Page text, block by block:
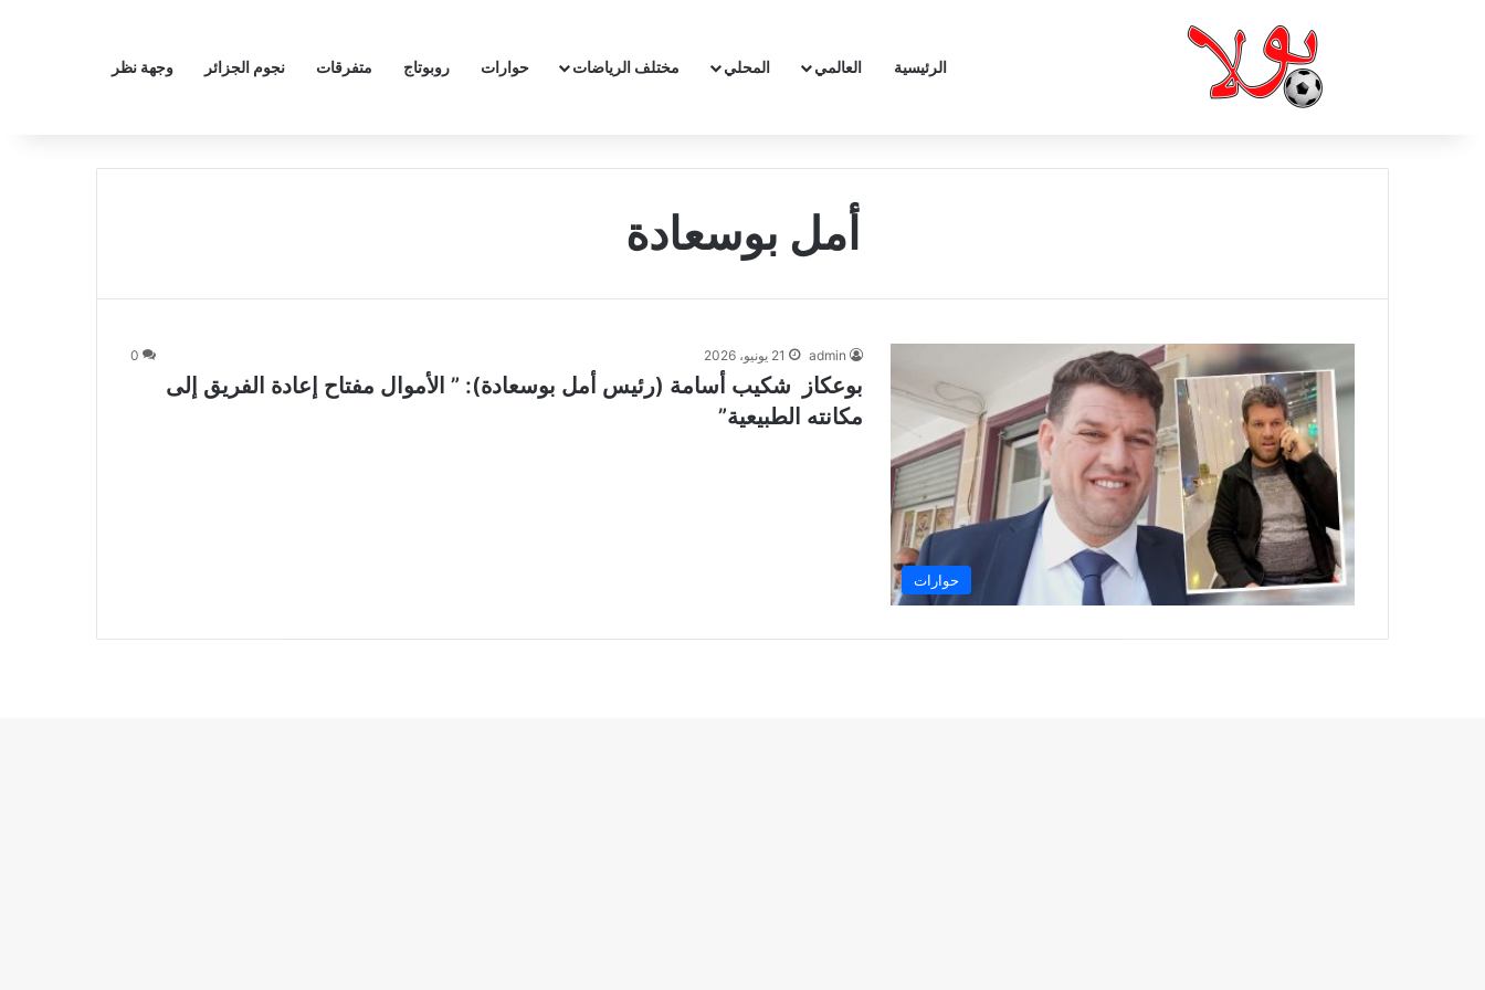
الرئيسية العالمي المحلي مختلف الرياضات حوارات روبوتاج متفرقات نجوم الجزائر وجهة نظر
أمل بوسعادة
حوارات
admin 21 يونيو، 2026 0
بوعكاز شكيب أسامة (رئيس أمل بوسعادة): ” الأموال مفتاح إعادة الفريق إلى
مكانته الطبيعية”